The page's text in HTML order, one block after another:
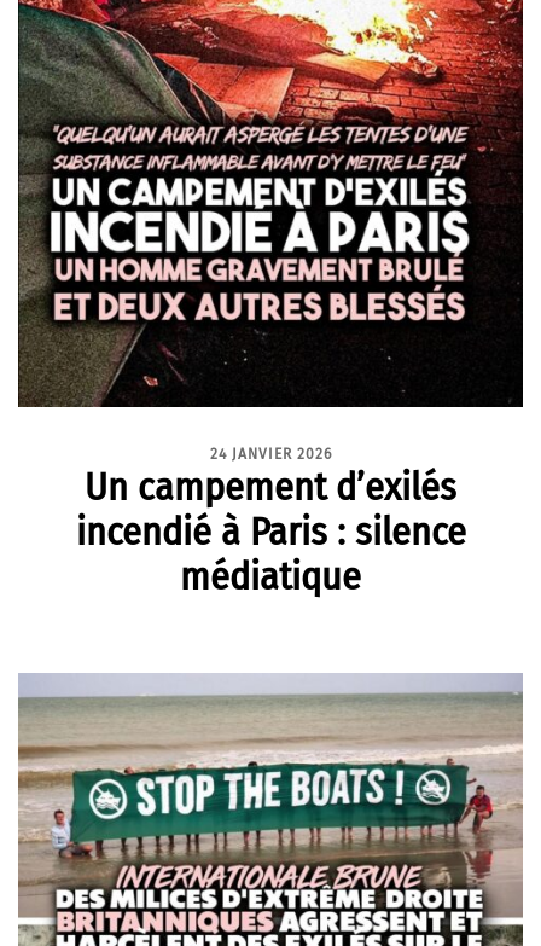
24 JANVIER 2026
Un campement d’exilés
incendié à Paris : silence
médiatique